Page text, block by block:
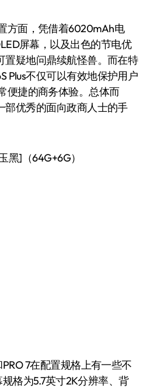
面，凭借着6020mAh电
屏幕，以及出色的节电优
置疑地问鼎续航怪兽。而在特
Plus不仅可以有效地保护用户
便捷的商务体验。总体而
部优秀的面向政商人士的手
黑]（64G+6G）
7在配置规格上有一些不
规格为5.7英寸2K分辨率、背